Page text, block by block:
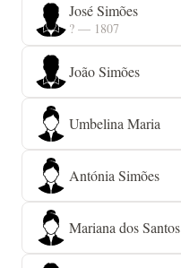
José Simões
? — 1807
João Simões
Umbelina Maria
Antónia Simões
Mariana dos Santos